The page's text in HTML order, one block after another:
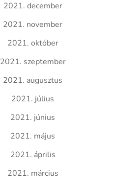
2021. december
2021. november
2021. október
2021. szeptember
2021. augusztus
2021. július
2021. június
2021. május
2021. április
2021. március